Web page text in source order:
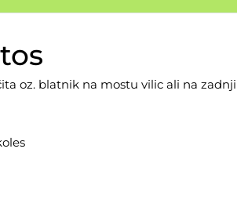
oz. blatnik na mostu vilic ali na